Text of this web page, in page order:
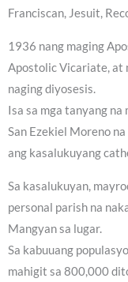
Franciscan, Jesuit,
1936 nang maging
Apostolic Vicariate, at
naging diyosesis.
Isa sa mga tanyang
San Ezekiel Moreno
ang kasalukuyang
Sa kasalukuyan,
personal parish na
Mangyan sa lugar.
Sa kabuuang
mahigit sa 800,000